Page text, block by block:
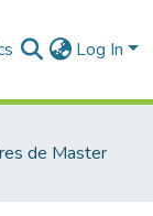
Log In
de Master